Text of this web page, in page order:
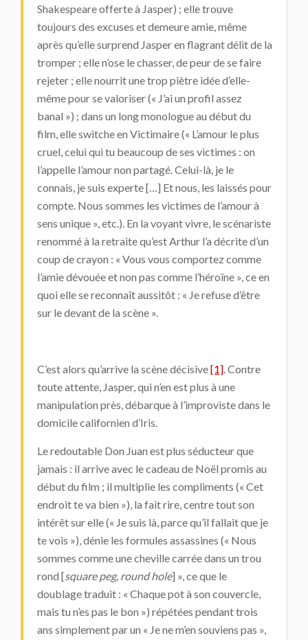
Shakespeare offerte à Jasper) ; elle trouve
toujours des excuses et demeure amie, même
après qu’elle surprend Jasper en flagrant délit de la
tromper ; elle n’ose le chasser, de peur de se faire
rejeter ; elle nourrit une trop piètre idée d’elle-
même pour se valoriser (« J’ai un profil assez
banal ») ; dans un long monologue au début du
film, elle switche en Victimaire (« L’amour le plus
cruel, celui qui tu beaucoup de ses victimes : on
l’appelle l’amour non partagé. Celui-là, je le
connais, je suis experte […] Et nous, les laissés pour
compte. Nous sommes les victimes de l’amour à
sens unique », etc.). En la voyant vivre, le scénariste
renommé à la retraite qu’est Arthur l’a décrite d’un
coup de crayon : « Vous vous comportez comme
l’amie dévouée et non pas comme l’héroïne », ce en
quoi elle se reconnaît aussitôt : « Je refuse d’être
sur le devant de la scène ».
C’est alors qu’arrive la scène décisive[1]. Contre
toute attente, Jasper, qui n’en est plus à une
manipulation près, débarque à l’improviste dans le
domicile californien d’Iris.
Le redoutable Don Juan est plus séducteur que
jamais : il arrive avec le cadeau de Noël promis au
début du film ; il multiplie les compliments (« Cet
endroit te va bien »), la fait rire, centre tout son
intérêt sur elle (« Je suis là, parce qu’il fallait que je
te vois »), dénie les formules assassines (« Nous
sommes comme une cheville carrée dans un trou
rond [square peg, round hole] », ce que le
doublage traduit : « Chaque pot à son couvercle,
mais tu n’es pas le bon ») répétées pendant trois
ans simplement par un « Je ne m’en souviens pas »,